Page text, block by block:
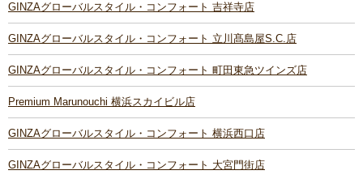
GINZAグローバルスタイル・コンフォート 吉祥寺店
GINZAグローバルスタイル・コンフォート 立川髙島屋S.C.店
GINZAグローバルスタイル・コンフォート 町田東急ツインズ店
Premium Marunouchi 横浜スカイビル店
GINZAグローバルスタイル・コンフォート 横浜西口店
GINZAグローバルスタイル・コンフォート 大宮門街店